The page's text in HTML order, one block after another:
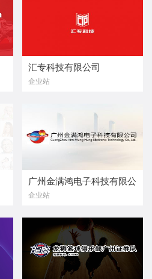
汇专科技有限公司
企业站
广州金满鸿电子科技有限公
司
企业站